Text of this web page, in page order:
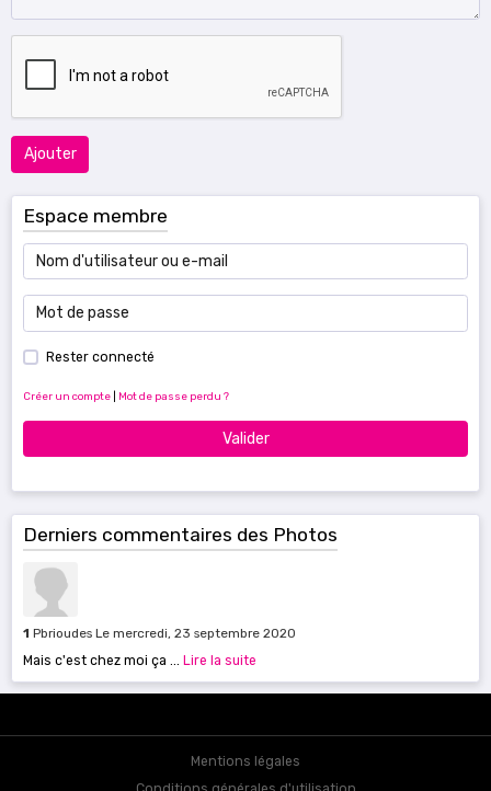
Ajouter
Espace membre
Rester connecté
Créer un compte Mot de passe perdu ?
Valider
Derniers commentaires des Photos
1 Pbrioudes Le mercredi, 23 septembre 2020
Mais c'est chez moi ça ... Lire la suite
Mentions légales